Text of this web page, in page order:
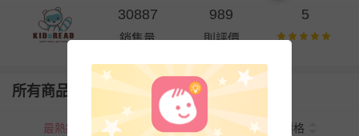
30887
銷售量
989
則評價
5
所有商品
最熱銷 新上市 價格